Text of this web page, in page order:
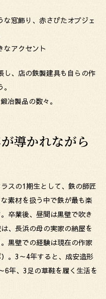
窓飾り、赤さびたオブジェ
なアクセント
し、店の鉄製建具も自らの作
冶製品の数々。
導かれながら
スの1期生として、鉄の師匠
素材を扱う中で鉄が最も楽
卒業後、昼間は黒壁で吹き
、長浜の母の実家の納屋を
黒壁での経験は現在の作家
。3～4年すると、成安造形
6年、3足の草鞋を履く生活を